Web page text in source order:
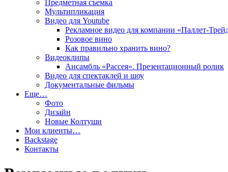
Предметная съемка
Мультипликация
Видео для Youtube
Рекламное видео для компании «Паллет-
Розовое вино
Как правильно хранить вино?
Видеоклипы
Ансамбль «Рассея». Презентационный ролик
Видео для спектаклей и шоу
Документальные фильмы
Еще…
Фото
Дизайн
Новые Колтуши
Мои клиенты…
Backstage
Контакты